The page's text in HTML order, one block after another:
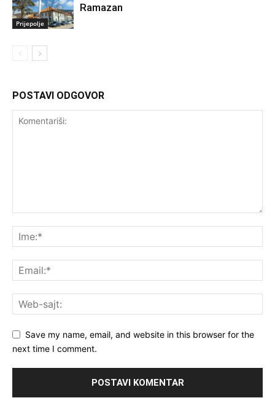
Prijepolje
Ramazan
POSTAVI ODGOVOR
Save my name, email, and website in this browser for the
next time I comment.